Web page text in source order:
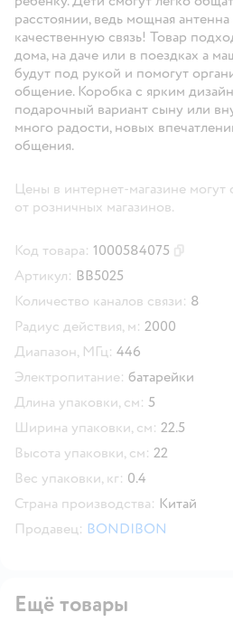
расстоянии, ведь мощная
качественную связь! Товар
дома, на даче или в поездках а
будут под рукой и помогут
общение. Коробка с ярким
подарочный вариант сыну или
много радости, новых
общения.
Цены в интернет-магазине могут
от розничных магазинов.
Код товара: 1000584075
Артикул: ВВ5025
Количество каналов связи: 8
Радиус действия, м: 2000
Диапазон, МГц: 446
Электропитание: батарейки
Длина упаковки, см: 5
Ширина упаковки, см: 22.5
Высота упаковки, см: 22
Вес упаковки, кг: 0.4
Страна производства: Китай
Продавец: BONDIBON
Ещё товары